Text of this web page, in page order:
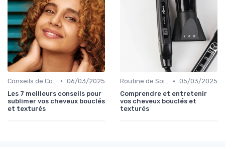
Conseils de Coiffage • 06/03/2025
Les 7 meilleurs conseils pour
sublimer vos cheveux bouclés
et texturés
Routine de Soins pour Cheveux Bouclés • 05/03/2025
Comprendre et entretenir
vos cheveux bouclés et
texturés